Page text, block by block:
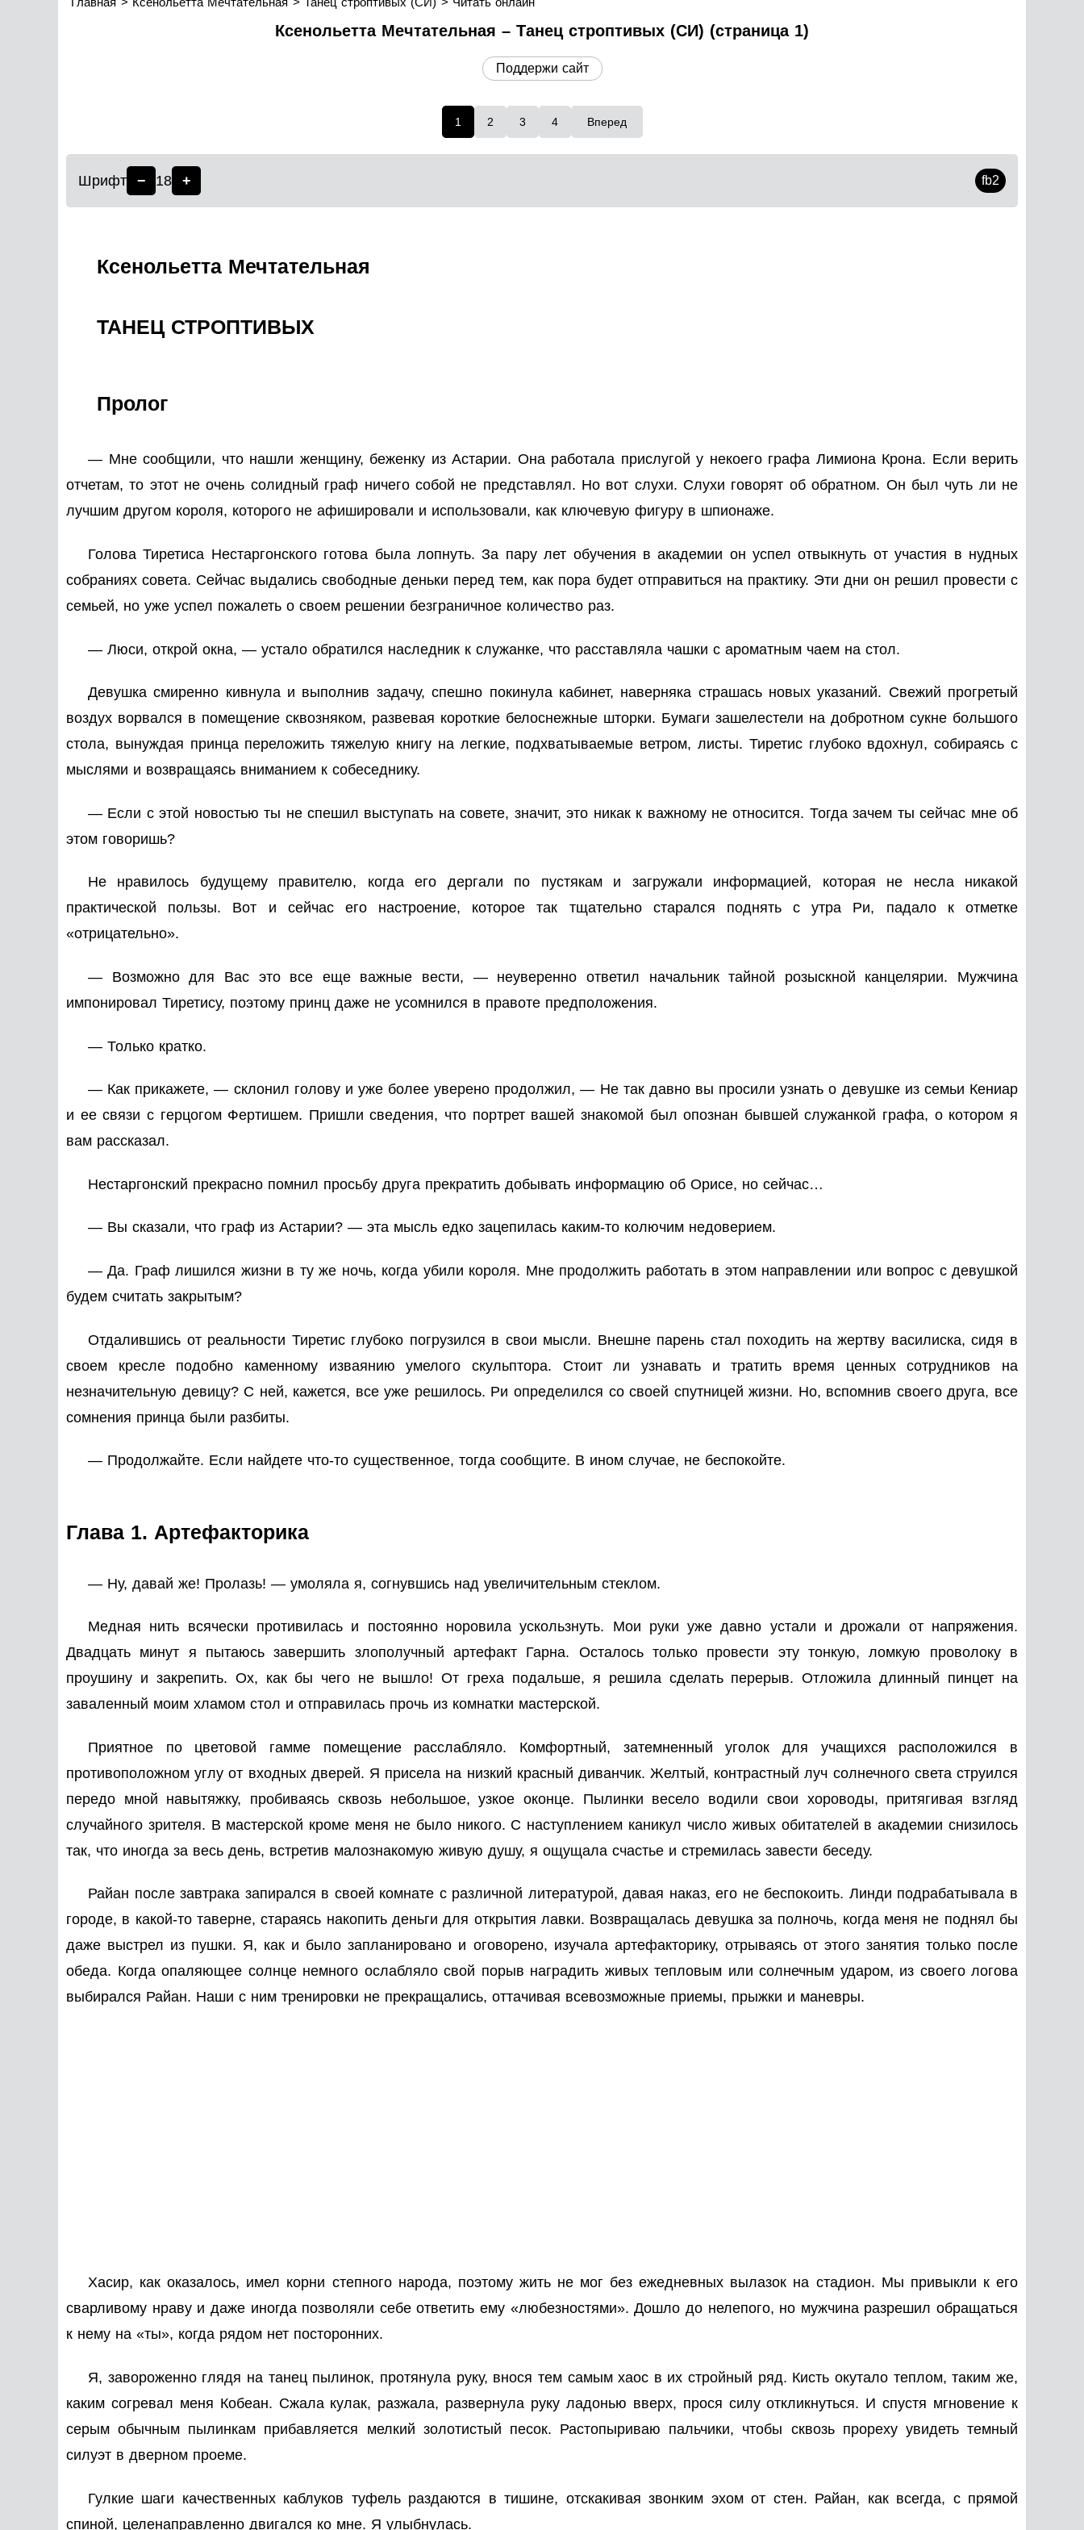
Ксенольетта Мечтательная – Танец строптивых (СИ) (страница 1)
Поддержи сайт
1 2 3 4 Вперед
Шрифт − 18 + fb2
Ксенольетта Мечтательная
ТАНЕЦ СТРОПТИВЫХ
Пролог
— Мне сообщили, что нашли женщину, беженку из Астарии. Она работала прислугой у некоего графа Лимиона Крона. Если верить
отчетам, то этот не очень солидный граф ничего собой не представлял. Но вот слухи. Слухи говорят об обратном. Он был чуть ли не
лучшим другом короля, которого не афишировали и использовали, как ключевую фигуру в шпионаже.
Голова Тиретиса Нестаргонского готова была лопнуть. За пару лет обучения в академии он успел отвыкнуть от участия в нудных
собраниях совета. Сейчас выдались свободные деньки перед тем, как пора будет отправиться на практику. Эти дни он решил провести с
семьей, но уже успел пожалеть о своем решении безграничное количество раз.
— Люси, открой окна, — устало обратился наследник к служанке, что расставляла чашки с ароматным чаем на стол.
Девушка смиренно кивнула и выполнив задачу, спешно покинула кабинет, наверняка страшась новых указаний. Свежий прогретый
воздух ворвался в помещение сквозняком, развевая короткие белоснежные шторки. Бумаги зашелестели на добротном сукне большого
стола, вынуждая принца переложить тяжелую книгу на легкие, подхватываемые ветром, листы. Тиретис глубоко вдохнул, собираясь с
мыслями и возвращаясь вниманием к собеседнику.
— Если с этой новостью ты не спешил выступать на совете, значит, это никак к важному не относится. Тогда зачем ты сейчас мне об
этом говоришь?
Не нравилось будущему правителю, когда его дергали по пустякам и загружали информацией, которая не несла никакой
практической пользы. Вот и сейчас его настроение, которое так тщательно старался поднять с утра Ри, падало к отметке
«отрицательно».
— Возможно для Вас это все еще важные вести, — неуверенно ответил начальник тайной розыскной канцелярии. Мужчина
импонировал Тиретису, поэтому принц даже не усомнился в правоте предположения.
— Только кратко.
— Как прикажете, — склонил голову и уже более уверено продолжил, — Не так давно вы просили узнать о девушке из семьи Кениар
и ее связи с герцогом Фертишем. Пришли сведения, что портрет вашей знакомой был опознан бывшей служанкой графа, о котором я
вам рассказал.
Нестаргонский прекрасно помнил просьбу друга прекратить добывать информацию об Орисе, но сейчас…
— Вы сказали, что граф из Астарии? — эта мысль едко зацепилась каким-то колючим недоверием.
— Да. Граф лишился жизни в ту же ночь, когда убили короля. Мне продолжить работать в этом направлении или вопрос с девушкой
будем считать закрытым?
Отдалившись от реальности Тиретис глубоко погрузился в свои мысли. Внешне парень стал походить на жертву василиска, сидя в
своем кресле подобно каменному изваянию умелого скульптора. Стоит ли узнавать и тратить время ценных сотрудников на
незначительную девицу? С ней, кажется, все уже решилось. Ри определился со своей спутницей жизни. Но, вспомнив своего друга, все
сомнения принца были разбиты.
— Продолжайте. Если найдете что-то существенное, тогда сообщите. В ином случае, не беспокойте.
Глава 1. Артефакторика
— Ну, давай же! Пролазь! — умоляла я, согнувшись над увеличительным стеклом.
Медная нить всячески противилась и постоянно норовила ускользнуть. Мои руки уже давно устали и дрожали от напряжения.
Двадцать минут я пытаюсь завершить злополучный артефакт Гарна. Осталось только провести эту тонкую, ломкую проволоку в
проушину и закрепить. Ох, как бы чего не вышло! От греха подальше, я решила сделать перерыв. Отложила длинный пинцет на
заваленный моим хламом стол и отправилась прочь из комнатки мастерской.
Приятное по цветовой гамме помещение расслабляло. Комфортный, затемненный уголок для учащихся расположился в
противоположном углу от входных дверей. Я присела на низкий красный диванчик. Желтый, контрастный луч солнечного света струился
передо мной навытяжку, пробиваясь сквозь небольшое, узкое оконце. Пылинки весело водили свои хороводы, притягивая взгляд
случайного зрителя. В мастерской кроме меня не было никого. С наступлением каникул число живых обитателей в академии снизилось
так, что иногда за весь день, встретив малознакомую живую душу, я ощущала счастье и стремилась завести беседу.
Райан после завтрака запирался в своей комнате с различной литературой, давая наказ, его не беспокоить. Линди подрабатывала в
городе, в какой-то таверне, стараясь накопить деньги для открытия лавки. Возвращалась девушка за полночь, когда меня не поднял бы
даже выстрел из пушки. Я, как и было запланировано и оговорено, изучала артефакторику, отрываясь от этого занятия только после
обеда. Когда опаляющее солнце немного ослабляло свой порыв наградить живых тепловым или солнечным ударом, из своего логова
выбирался Райан. Наши с ним тренировки не прекращались, оттачивая всевозможные приемы, прыжки и маневры.
Хасир, как оказалось, имел корни степного народа, поэтому жить не мог без ежедневных вылазок на стадион. Мы привыкли к его
сварливому нраву и даже иногда позволяли себе ответить ему «любезностями». Дошло до нелепого, но мужчина разрешил обращаться
к нему на «ты», когда рядом нет посторонних.
Я, завороженно глядя на танец пылинок, протянула руку, внося тем самым хаос в их стройный ряд. Кисть окутало теплом, таким же,
каким согревал меня Кобеан. Сжала кулак, разжала, развернула руку ладонью вверх, прося силу откликнуться. И спустя мгновение к
серым обычным пылинкам прибавляется мелкий золотистый песок. Растопыриваю пальчики, чтобы сквозь прореху увидеть темный
силуэт в дверном проеме.
Гулкие шаги качественных каблуков туфель раздаются в тишине, отскакивая звонким эхом от стен. Райан, как всегда, с прямой
спиной, целенаправленно двигался ко мне. Я улыбнулась.